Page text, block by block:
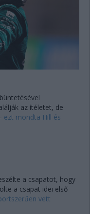
az ítéletet, de
ezt mondta Hill és
a csapatot, hogy
a csapat idei első
vett